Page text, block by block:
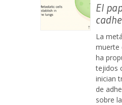
El
La
muerte
ha
tejidos
inician
de
sobre